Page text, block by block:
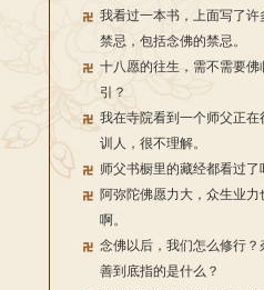
我看过一本书，上面写了许
禁忌，包括念佛的禁忌。
十八愿的往生，需不需要佛
引？
我在寺院看到一个师父正在
训人，很不理解。
师父书橱里的藏经都看过了
阿弥陀佛愿力大，众生业力
啊。
念佛以后，我们怎么修行？
善到底指的是什么？